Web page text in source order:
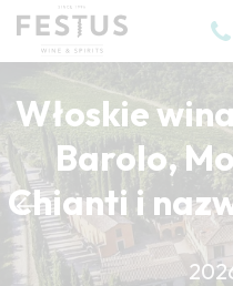
Włoskie
Barolo,
Chianti i